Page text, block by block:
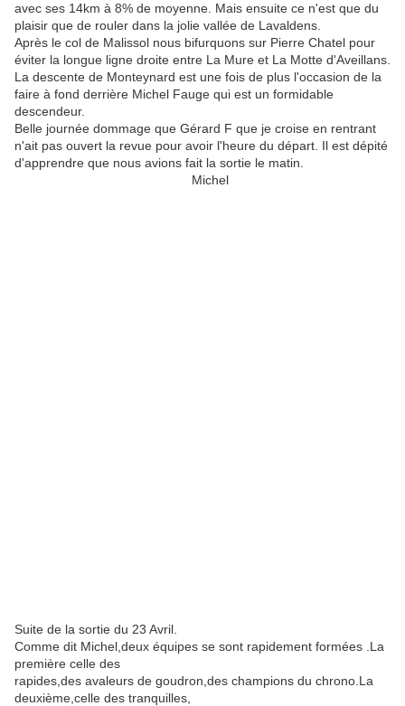
avec ses 14km à 8% de moyenne. Mais ensuite ce n'est que du
plaisir que de rouler dans la jolie vallée de Lavaldens.
Après le col de Malissol nous bifurquons sur Pierre Chatel pour
éviter la longue ligne droite entre La Mure et La Motte d'Aveillans.
La descente de Monteynard est une fois de plus l'occasion de la
faire à fond derrière Michel Fauge qui est un formidable
descendeur.
Belle journée dommage que Gérard F que je croise en rentrant
n'ait pas ouvert la revue pour avoir l'heure du départ. Il est dépité
d'apprendre que nous avions fait la sortie le matin.
Michel
Suite de la sortie du 23 Avril.
Comme dit Michel,deux équipes se sont rapidement formées .La
première celle des
rapides,des avaleurs de goudron,des champions du chrono.La
deuxième,celle des tranquilles,